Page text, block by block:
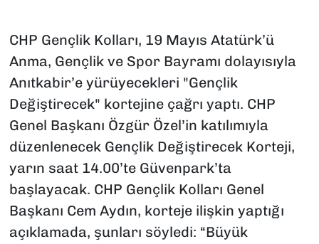
CHP Gençlik Kolları, 19 Mayıs Atatürk’ü
Anma, Gençlik ve Spor Bayramı dolayısıyla
Anıtkabir’e yürüyecekleri "Gençlik
Değiştirecek" kortejine çağrı yaptı. CHP
Genel Başkanı Özgür Özel’in katılımıyla
düzenlenecek Gençlik Değiştirecek Korteji,
yarın saat 14.00’te Güvenpark’ta
başlayacak. CHP Gençlik Kolları Genel
Başkanı Cem Aydın, korteje ilişkin yaptığı
açıklamada, şunları söyledi: “Büyük